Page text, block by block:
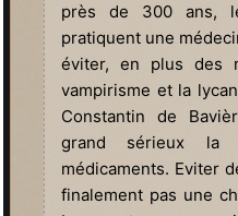
près de 300 ans,
pratiquent une
éviter, en plus des
vampirisme et la
Constantin de
grand sérieux la
médicaments. Eviter
finalement pas une